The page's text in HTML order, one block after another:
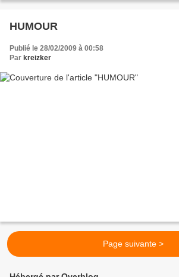
HUMOUR
Publié le 28/02/2009 à 00:58
Par kreizker
Page suivante >